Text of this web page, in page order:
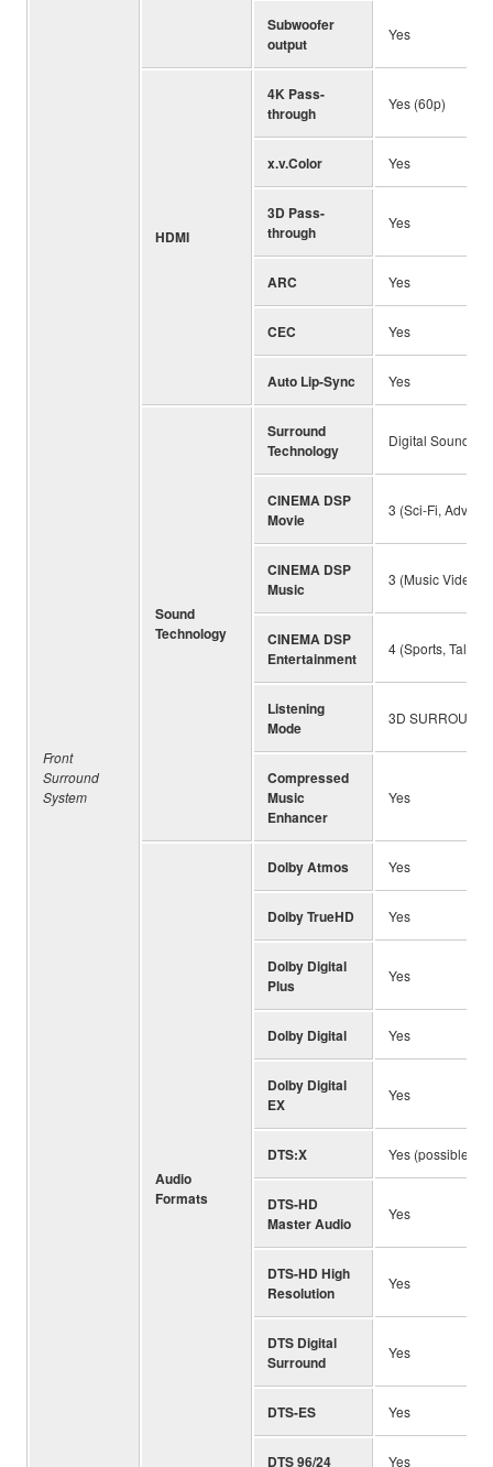
Front
Surround
System
Subwoofer
output
Yes
HDMI
4K Pass-
through
Yes (60p)
x.v.Color Yes
3D Pass-
through
Yes
ARC Yes
CEC Yes
Auto Lip-Sync Yes
Sound
Technology
Surround
Technology
Digital Sound
CINEMA DSP
Movie
3 (Sci-Fi,
CINEMA DSP
Music
3 (Music Video,
CINEMA DSP
Entertainment
4 (Sports, Talk
Listening
Mode
3D
Compressed
Music
Enhancer
Yes
Audio
Formats
Dolby Atmos Yes
Dolby TrueHD Yes
Dolby Digital
Plus
Yes
Dolby Digital Yes
Dolby Digital
EX
Yes
DTS:X Yes (possible
DTS-HD
Master Audio
Yes
DTS-HD High
Resolution
Yes
DTS Digital
Surround
Yes
DTS-ES Yes
DTS 96/24 Yes